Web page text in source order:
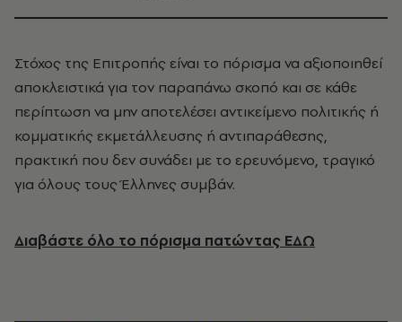
Στόχος της Επιτροπής είναι το πόρισμα να αξιοποιηθεί
αποκλειστικά για τον παραπάνω σκοπό και σε κάθε
περίπτωση να μην αποτελέσει αντικείμενο πολιτικής ή
κομματικής εκμετάλλευσης ή αντιπαράθεσης,
πρακτική που δεν συνάδει με το ερευνόμενο, τραγικό
για όλους τους Έλληνες συμβάν.
Διαβάστε όλο το πόρισμα πατώντας ΕΔΩ